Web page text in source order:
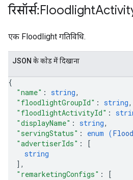
रिसॉर्स: Floodlight
एक Floodlight गतिविधि.
JSON के काेड में दिखाना
{
"name" : string,
"floodlightGroupId" : string,
"floodlightActivityId" :
"displayName" : string,
"servingStatus" : enum (
"advertiserIds" :
[
string
] ,
"remarketingConfigs" :
[